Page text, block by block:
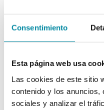
Consentimiento
Esta página web usa
Las cookies de este sitio
contenido y los anuncios,
sociales y analizar el
Envases unguator
Otros
material laboratorio
Utillaje
Fungible
Reactivos
Reactivos Merck